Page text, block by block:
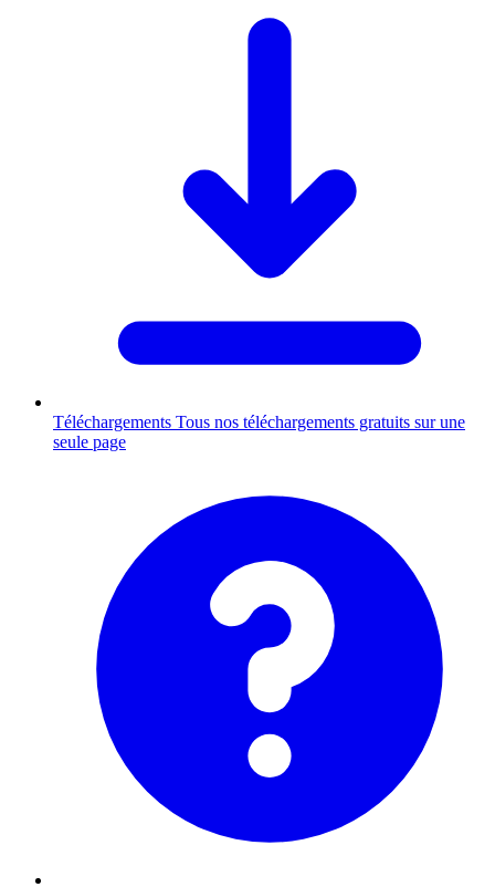
Téléchargements Tous nos téléchargements gratuits sur une
seule page